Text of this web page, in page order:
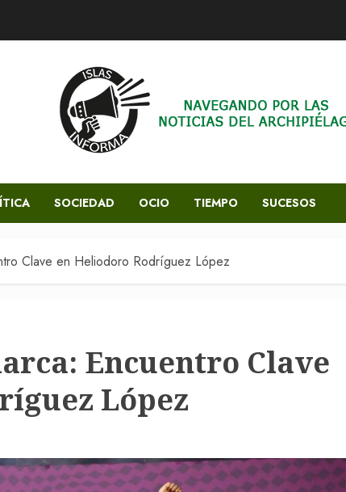
SOCIEDAD OCIO TIEMPO SUCESOS
Clave en Heliodoro Rodríguez López
Encuentro Clave
López